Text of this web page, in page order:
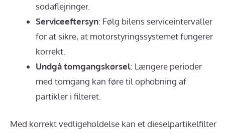
sodaflejringer.
Serviceeftersyn: Følg bilens serviceintervaller
for at sikre, at motorstyringssystemet fungerer
korrekt.
Undgå tomgangskørsel: Længere perioder
med tomgang kan føre til ophobning af
partikler i filteret.
Med korrekt vedligeholdelse kan et dieselpartikelfilter